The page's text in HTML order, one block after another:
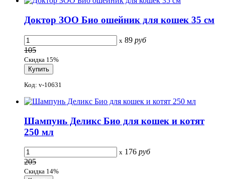
Доктор ЗОО Био ошейник для кошек 35 см
x 89 руб
105
Скидка 15%
Код: v-10631
Шампунь Деликс Био для кошек и котят
250 мл
x 176 руб
205
Скидка 14%